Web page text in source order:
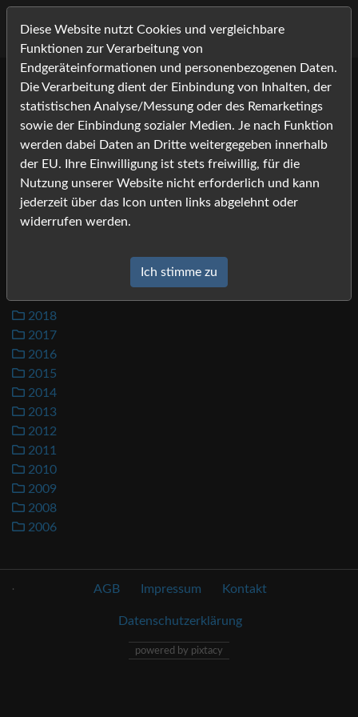
Bilder
2026
2025
2024
2023
2018
2017
2016
2015
2014
2013
2012
2011
2010
2009
2008
2006
Diese Website nutzt Cookies und vergleichbare
Funktionen zur Verarbeitung von
Endgeräteinformationen und personenbezogenen Daten.
Die Verarbeitung dient der Einbindung von Inhalten, der
statistischen Analyse/Messung oder des Remarketings
sowie der Einbindung sozialer Medien. Je nach Funktion
werden dabei Daten an Dritte weitergegeben innerhalb
der EU. Ihre Einwilligung ist stets freiwillig, für die
Nutzung unserer Website nicht erforderlich und kann
jederzeit über das Icon unten links abgelehnt oder
widerrufen werden.
Ich stimme zu
. AGB Impressum Kontakt
Datenschutzerklärung
powered by pixtacy